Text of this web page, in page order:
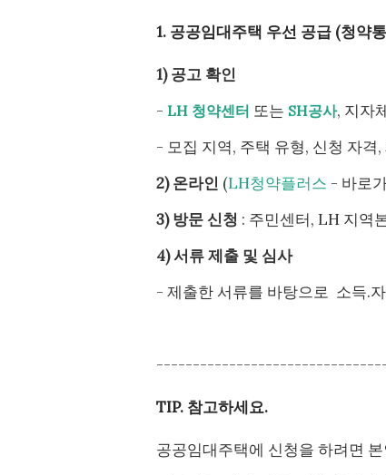
1. 공공임대주택 우선 공급 (청약
1) 공고 확인
- LH 청약센터 또는 SH공사, 지자
- 모집 지역, 주택 유형, 신청 자격
2) 온라인 (LH청약플러스 - 바로
3) 방문 신청 : 주민센터, LH 지역
4) 서류 제출 및 심사
- 제출한 서류를 바탕으로 소득.
TIP. 참고하세요.
공공임대주택에 신청을 하려면